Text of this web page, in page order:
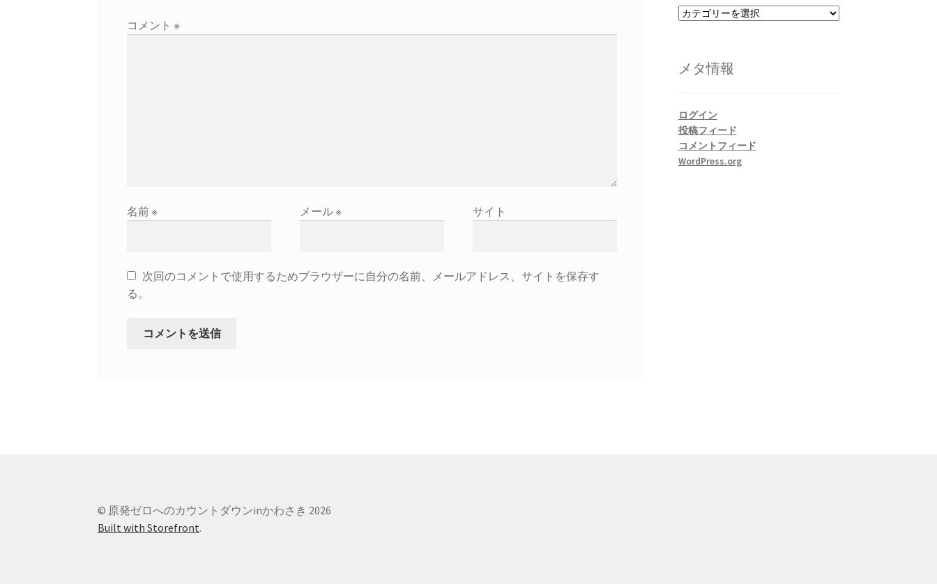
コメント ※
名前※ メール※ サイト
次回のコメントで使用するためブラウザーに自分の名前、メールアドレス、サイトを保存す
る。
カ
ー
メタ情報
ログイン
投稿フィード
コメントフィード
WordPress.org
© 原発ゼロへのカウントダウンinかわさき 2026
Built with Storefront.